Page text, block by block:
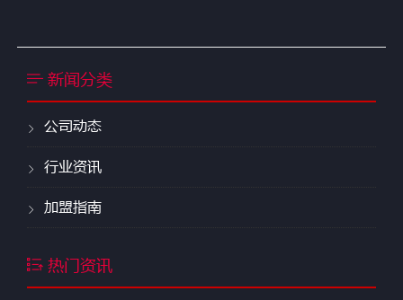
新闻分类
公司动态
行业资讯
加盟指南
热门资讯